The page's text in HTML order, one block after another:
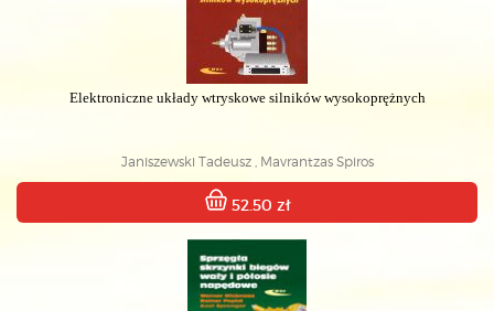
Elektroniczne układy wtryskowe silników wysokoprężnych
Janiszewski Tadeusz , Mavrantzas Spiros
52.50 zł